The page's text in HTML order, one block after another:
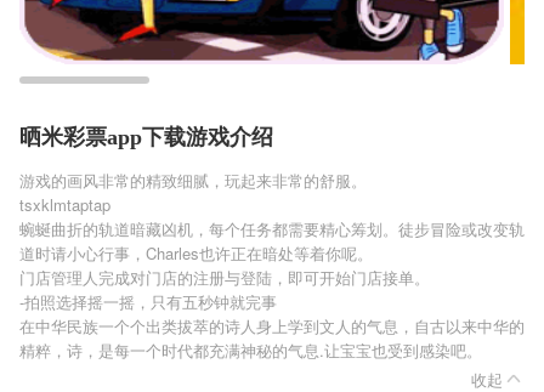
晒米彩票app下载游戏介绍
游戏的画风非常的精致细腻，玩起来非常的舒服。
tsxklmtaptap
蜿蜒曲折的轨道暗藏凶机，每个任务都需要精心筹划。徒步冒险或改变轨
道时请小心行事，Charles也许正在暗处等着你呢。
门店管理人完成对门店的注册与登陆，即可开始门店接单。
-拍照选择摇一摇，只有五秒钟就完事
在中华民族一个个出类拔萃的诗人身上学到文人的气息，自古以来中华的
精粹，诗，是每一个时代都充满神秘的气息.让宝宝也受到感染吧。
收起